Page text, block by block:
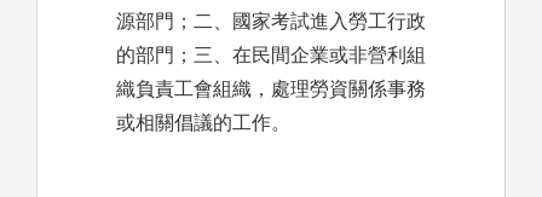
源部門；二、國家考試進入勞工行政
的部門；三、在民間企業或非營利組
織負責工會組織，處理勞資關係事務
或相關倡議的工作。